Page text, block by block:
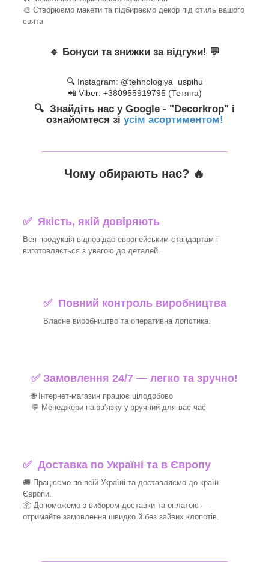
🎨 Створюємо макети та підбираємо декор під стиль вашого
свята
🔹 Бонуси та знижки за відгуки! 💬
🔍 Instagram: @tehnologiya_uspihu
📲 Viber: +380955919795 (Тетяна)
🔍 Знайдіть нас у Google - "Decorkrop" і
ознайомтеся зі усім асортиментом!
Чому обирають нас? 🔥
✅ Якість, якій довіряють
Вся продукція відповідає європейським стандартам і
виготовляється з увагою до деталей.
✅ Повний контроль виробництва
Власне виробництво та оперативна логістика.
✅ Замовлення 24/7 — легко та зручно!
🌐 Інтернет-магазин працює цілодобово
💬 Менеджери на зв’язку у зручний для вас час
✅Доставка по Україні та в Європу
🚚 Працюємо по всій Україні та доставляємо до країн
Європи.
📦 Допоможемо з вибором доставки та оплатою —
отримайте замовлення швидко й без зайвих клопотів.